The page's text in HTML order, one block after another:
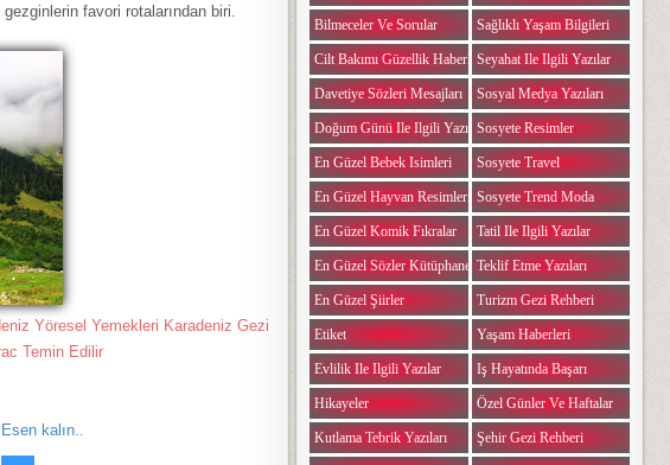
favori rotalarından biri.
Yöresel Yemekleri Karadeniz Gezi
Temin Edilir
kalın..
Bilmeceler Ve Sorular
Cilt Bakımı Güzellik Haberleri
Davetiye Sözleri Mesajları
Doğum Günü Ile Ilgili Yazılar
En Güzel Bebek Isimleri
En Güzel Hayvan Resimleri
En Güzel Komik Fıkralar
En Güzel Sözler Kütüphanesi
En Güzel Şiirler
Etiket
Evlilik Ile Ilgili Yazılar
Hikayeler
Kutlama Tebrik Yazıları
Sağlıklı Yaşam Bilgileri
Seyahat Ile Ilgili Yazılar
Sosyal Medya Yazıları
Sosyete Resimler
Sosyete Travel
Sosyete Trend Moda
Tatil Ile Ilgili Yazılar
Teklif Etme Yazıları
Turizm Gezi Rehberi
Yaşam Haberleri
Iş Hayatında Başarı
Özel Günler Ve Haftalar
Şehir Gezi Rehberi